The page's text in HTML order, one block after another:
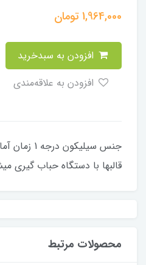
1,964,000تومان
قالبها با دستگاه حباب گیری میشود
محصولات مرتبط